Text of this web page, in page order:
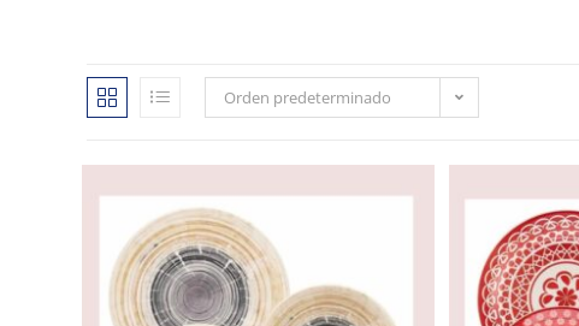
Orden predeterminado